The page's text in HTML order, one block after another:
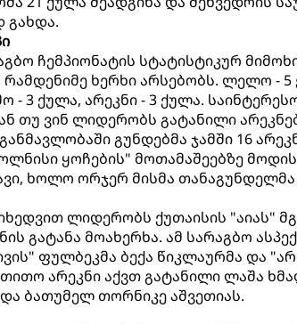
გახდა.
ჩემპიონატის სტატისტიკურ
ხერხი არსებობს. ლელო - 5
- 3 ქულა, არეკნი - 3 ქულა.
თუ ვინ ლიდერობს გატანილი
გუნდებმა ჯამში 16
ყოჩების" მოთამაშეებზე მოდის
ხოლო ორჯერ მისმა
ლიდერობს ქუთაისის "აიას"
გატანა მოახერხა. ამ სარაგბო
ფულბეკმა ბექა წიკლაურმა და
არეკნი აქვთ გატანილი ლაშა
ბათუმელ თორნიკე აშვეთიას.